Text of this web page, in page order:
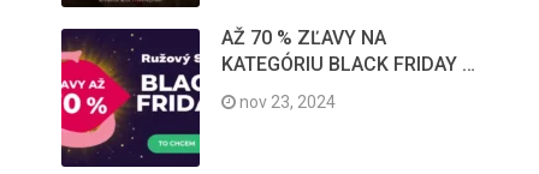
AŽ 70 % ZĽAVY NA
KATEGÓRIU BLACK FRIDAY …
nov 23, 2024